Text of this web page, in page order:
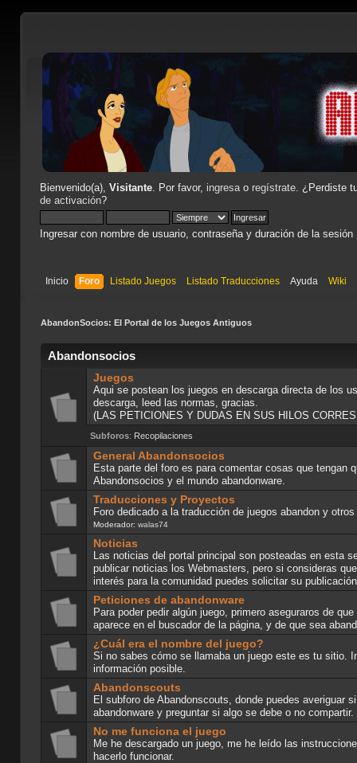
Bienvenido(a), Visitante. Por favor, ingresao regístrate. ¿Perdiste
de activación?
Ingresar con nombre de usuario, contraseña y duración de la sesión
Inicio Foro Listado Juegos Listado Traducciones Ayuda Wiki
AbandonSocios: El Portal de los Juegos Antiguos
Abandonsocios
Juegos
Aqui se postean los juegos en descarga directa de los
descarga, leed las normas, gracias.
(LAS PETICIONES Y DUDAS EN SUS HILOS
Subforos: Recopilaciones
General Abandonsocios
Esta parte del foro es para comentar cosas que tengan
Abandonsocios y el mundo abandonware.
Traducciones y Proyectos
Foro dedicado a la traducción de juegos abandon y
Moderador:walas74
Noticias
Las noticias del portal principal son posteadas en esta
publicar noticias los Webmasters, pero si consideras
interés para la comunidad puedes solicitar su publicación
Peticiones de abandonware
Para poder pedir algún juego, primero aseguraros de
aparece en el buscador de la página, y de que sea
¿Cuál era el nombre del juego?
Si no sabes cómo se llamaba un juego este es tu sitio.
información posible.
Abandonscouts
El subforo de Abandonscouts, donde puedes averiguar
abandonware y preguntar si algo se debe o no compartir.
No me funciona el juego
Me he descargado un juego, me he leído las
hacerlo funcionar.